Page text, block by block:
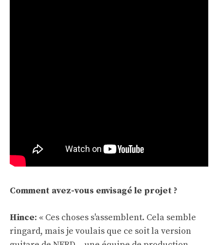
Comment avez-vous envisagé le projet ?
Hince: « Ces choses s'assemblent. Cela semble
ringard, mais je voulais que ce soit la version